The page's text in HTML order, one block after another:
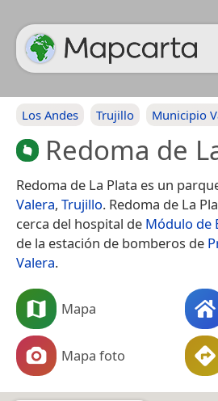
Los Andes Trujillo Municipio
Redoma de
Redoma de La Plata es un
Valera, Trujillo. Redoma de La
cerca del hospital de Módulo de
de la estación de bomberos de
Valera.
Mapa
Mapa foto